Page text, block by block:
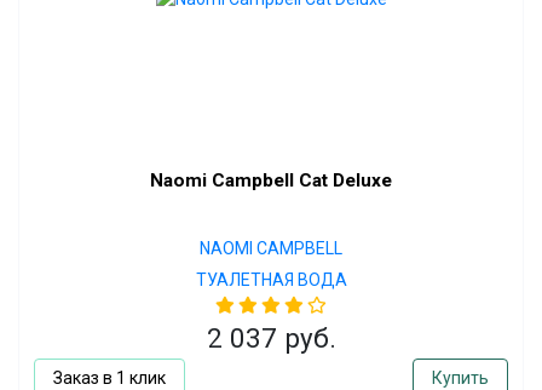
Naomi Campbell Cat Deluxe
NAOMI CAMPBELL
ТУАЛЕТНАЯ ВОДА
2 037 руб.
Заказ в 1 клик Купить